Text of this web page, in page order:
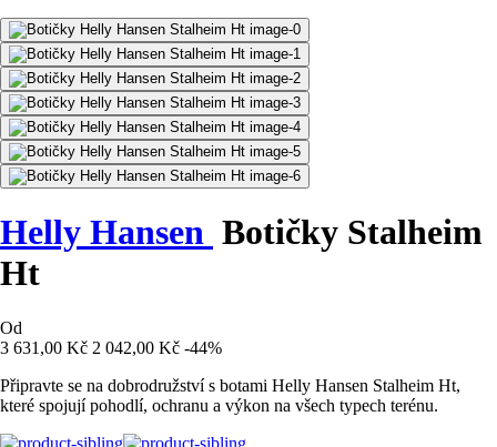
Helly Hansen Botičky Stalheim
Ht
Od
3 631,00 Kč 2 042,00 Kč -44%
Připravte se na dobrodružství s botami Helly Hansen Stalheim Ht,
které spojují pohodlí, ochranu a výkon na všech typech terénu.